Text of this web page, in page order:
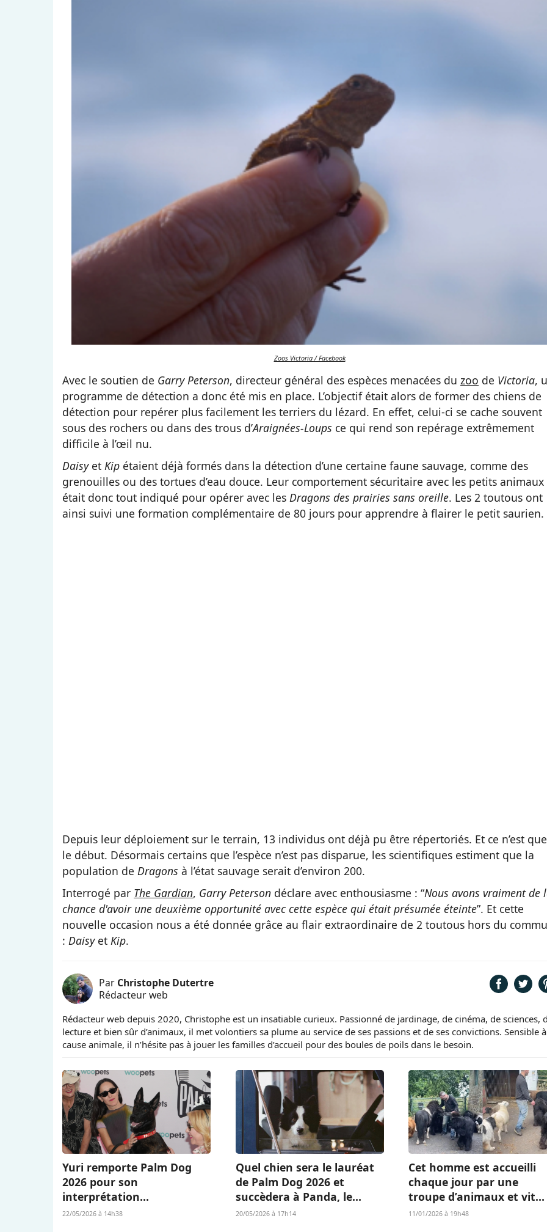
Zoos Victoria / Facebook
Avec le soutien de Garry Peterson, directeur général des espèces menacées du zoo de Victoria,
programme de détection a donc été mis en place. L’objectif était alors de former des chiens de
détection pour repérer plus facilement les terriers du lézard. En effet, celui-ci se cache souvent
sous des rochers ou dans des trous d’Araignées-Loups ce qui rend son repérage extrêmement
difficile à l’œil nu.
Daisyet Kip étaient déjà formés dans la détection d’une certaine faune sauvage, comme des
grenouilles ou des tortues d’eau douce. Leur comportement sécuritaire avec les petits animaux
était donc tout indiqué pour opérer avec les Dragons des prairies sans oreille. Les 2 toutous ont
ainsi suivi une formation complémentaire de 80 jours pour apprendre à flairer le petit saurien.
Depuis leur déploiement sur le terrain, 13 individus ont déjà pu être répertoriés. Et ce n’est que
le début. Désormais certains que l’espèce n’est pas disparue, les scientifiques estiment que la
population de Dragons à l’état sauvage serait d’environ 200.
Interrogé par The Gardian, Garry Peterson déclare avec enthousiasme : “Nous avons vraiment de
chance d'avoir une deuxième opportunité avec cette espèce qui était présumée éteinte”. Et cette
nouvelle occasion nous a été donnée grâce au flair extraordinaire de 2 toutous hors du
: Daisyet Kip.
Par Christophe Dutertre
Rédacteur web
Rédacteur web depuis 2020, Christophe est un insatiable curieux. Passionné de jardinage, de cinéma, de sciences,
lecture et bien sûr d’animaux, il met volontiers sa plume au service de ses passions et de ses convictions. Sensible
cause animale, il n’hésite pas à jouer les familles d’accueil pour des boules de poils dans le besoin.
Yuri remporte Palm Dog
2026 pour son
interprétation
bouleversante dans « La
22/05/2026 à 14h38
Quel chien sera le lauréat
de Palm Dog 2026 et
succèdera à Panda, le
Berger Islandais de «
20/05/2026 à 17h14
Cet homme est accueilli
chaque jour par une
troupe d’animaux et vit
l’existence dont
11/01/2026 à 19h48